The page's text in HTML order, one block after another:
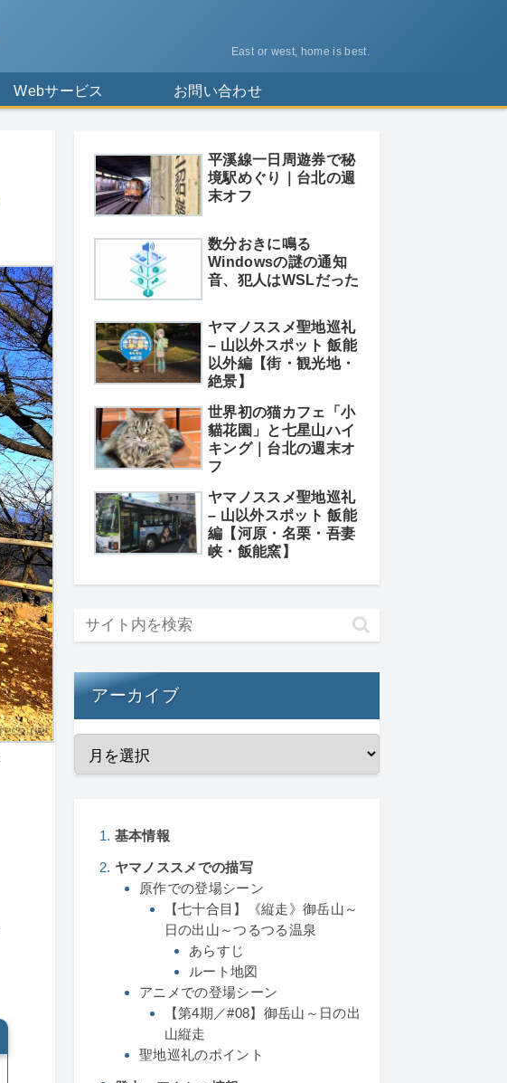
East or west, home is best.
Webサービス お問い合わせ
平溪線一日周遊券で秘
境駅めぐり｜台北の週
末オフ
数分おきに鳴る
Windowsの謎の通知
音、犯人はWSLだった
ヤマノススメ聖地巡礼
– 山以外スポット 飯能
以外編【街・観光地・
絶景】
世界初の猫カフェ「小
貓花園」と七星山ハイ
キング｜台北の週末オ
フ
ヤマノススメ聖地巡礼
– 山以外スポット 飯能
編【河原・名栗・吾妻
峡・飯能窯】
アーカイブ
基本情報
ヤマノススメでの描写
原作での登場シーン
【七十合目】《縦走》御岳山～
日の出山～つるつる温泉
あらすじ
ルート地図
アニメでの登場シーン
【第4期／#08】御岳山～日の出
山縦走
聖地巡礼のポイント